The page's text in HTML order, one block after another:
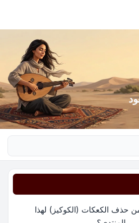
حذف الكعكات (الكوكيز) لهذا